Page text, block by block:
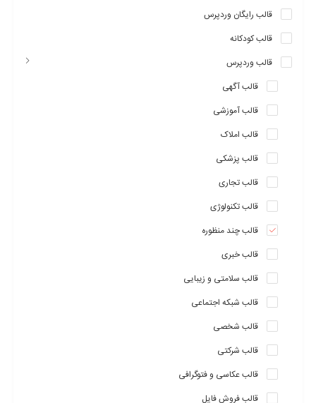
قالب رایگان وردپرس
قالب کودکانه
قالب وردپرس
قالب آگهی
قالب آموزشی
قالب املاک
قالب پزشکی
قالب تجاری
قالب تکنولوژی
قالب چند منظوره
قالب خبری
قالب سلامتی و زیبایی
قالب شبکه اجتماعی
قالب شخصی
قالب شرکتی
قالب عکاسی و فتوگرافی
قالب فروش فایل